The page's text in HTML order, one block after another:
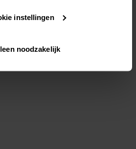
onsprivacybeleid
kun je ook zelf instellen welke
instellingen
noodzakelijk